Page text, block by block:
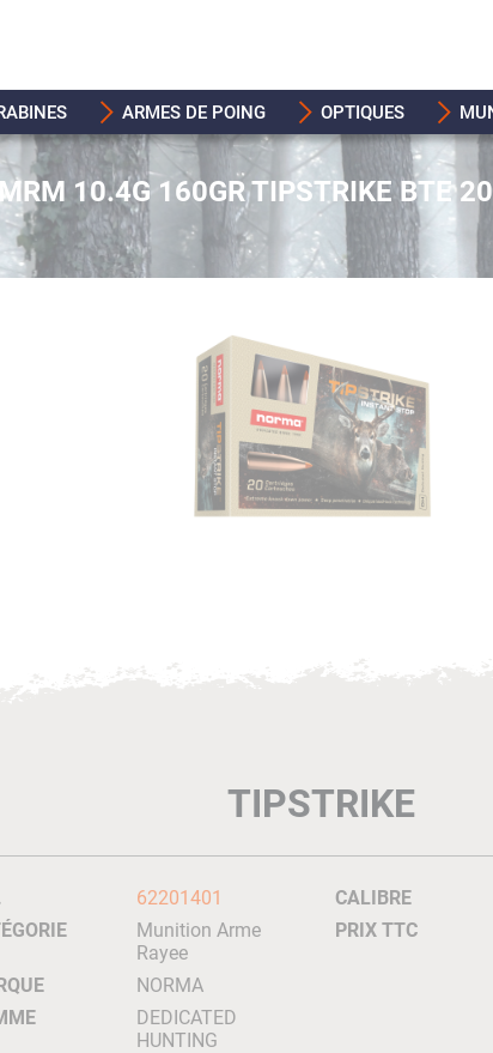
ARMES DE POING OPTIQUES
10.4G 160GR TIPSTRIKE BTE
TIPSTRIKE
62201401
Munition Arme
Rayee
NORMA
DEDICATED
HUNTING
CALIBRE
PRIX TTC